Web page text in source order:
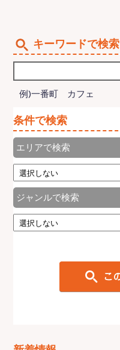
キーワードで検索
例)一番町 カフェ
条件で検索
エリアで検索
ジャンルで検索